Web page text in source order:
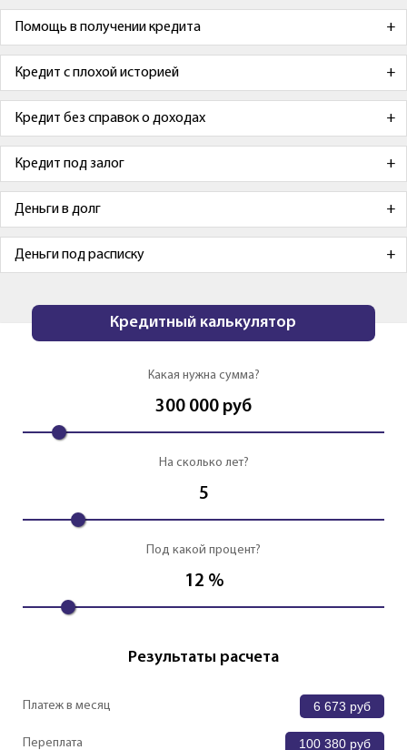
Помощь в получении кредита
Кредит с плохой историей
Кредит без справок о доходах
Кредит под залог
Деньги в долг
Деньги под расписку
Кредитный калькулятор
Какая нужна сумма?
300 000 руб
На сколько лет?
5
Под какой процент?
12 %
Результаты расчета
Платеж в месяц 6 673 руб
Переплата 100 380 руб